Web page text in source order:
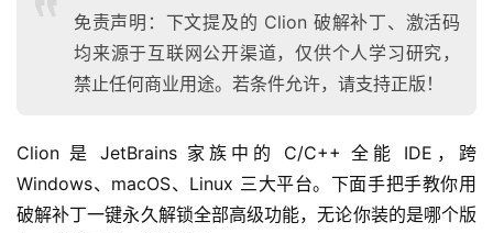
免责声明：下文提及的 Clion 破解补丁、激活码
均来源于互联网公开渠道，仅供个人学习研究，
禁止任何商业用途。若条件允许，请支持正版！
Clion 是 JetBrains 家族中的 C/C++ 全能 IDE，跨
Windows、macOS、Linux 三大平台。下面手把手教你用
破解补丁一键永久解锁全部高级功能，无论你装的是哪个版